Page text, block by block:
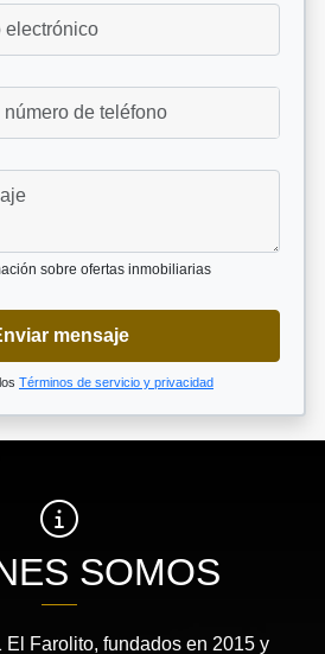
sobre ofertas inmobiliarias
mensaje
Términos de servicio y privacidad
SOMOS
El Farolito, fundados en 2015 y